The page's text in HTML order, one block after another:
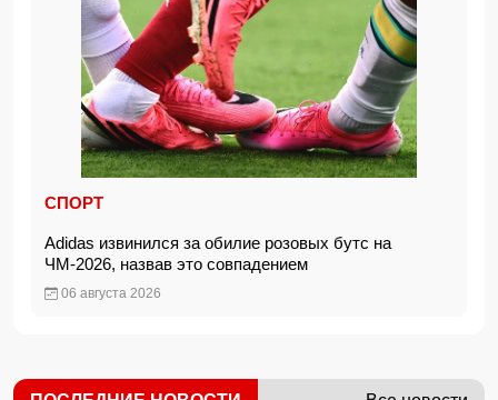
СПОРТ
Adidas извинился за обилие розовых бутс на
ЧМ-2026, назвав это совпадением
06 августа 2026